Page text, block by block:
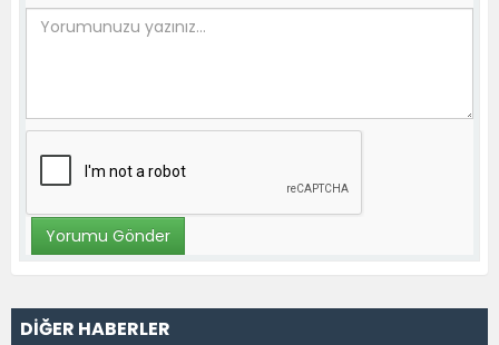
DİĞER HABERLER